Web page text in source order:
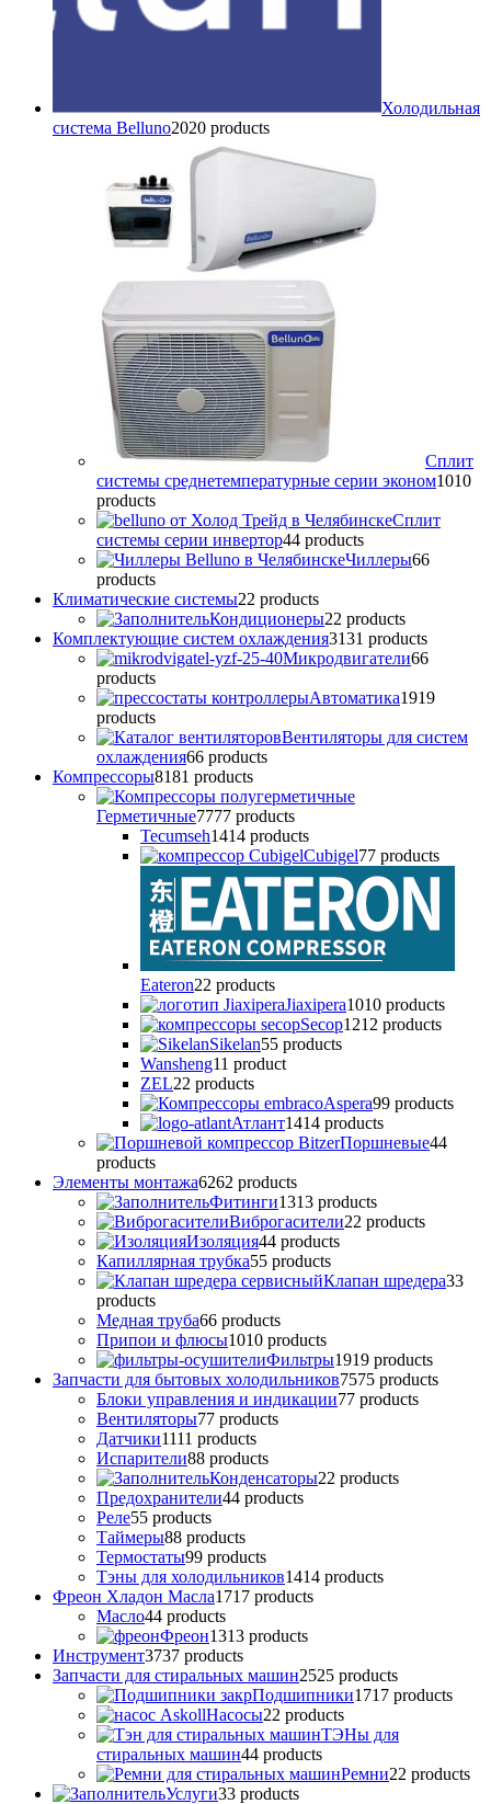
Холодильная
система Belluno2020 products
Сплит
системы среднетемпературные серии эконом1010
products
Сплит
системы серии инвертор44 products
Чиллеры66
products
Климатические системы22 products
Кондиционеры22 products
Комплектующие систем охлаждения3131 products
Микродвигатели66
products
Автоматика1919
products
Вентиляторы для систем
охлаждения66 products
Компрессоры8181 products
Герметичные7777 products
Tecumseh1414 products
Cubigel77 products
Eateron22 products
Jiaxipera1010 products
Secop1212 products
Sikelan55 products
Wansheng11 product
ZEL22 products
Аspera99 products
Атлант1414 products
Поршневые44
products
Элементы монтажа6262 products
Фитинги1313 products
Виброгасители22 products
Изоляция44 products
Капиллярная трубка55 products
Клапан шредера33
products
Медная труба66 products
Припои и флюсы1010 products
Фильтры1919 products
Запчасти для бытовых холодильников7575 products
Блоки управления и индикации77 products
Вентиляторы77 products
Датчики1111 products
Испарители88 products
Конденсаторы22 products
Предохранители44 products
Реле55 products
Таймеры88 products
Термостаты99 products
Тэны для холодильников1414 products
Фреон Хладон Масла1717 products
Масло44 products
Фреон1313 products
Инструмент3737 products
Запчасти для стиральных машин2525 products
Подшипники1717 products
Насосы22 products
ТЭНы для
стиральных машин44 products
Ремни22 products
Услуги33 products